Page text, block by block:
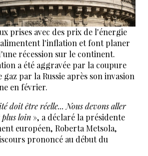
prises avec des prix de l'énergie
alimentent l'inflation et font planer
récession sur le continent.
a été aggravée par la coupure
gaz par la Russie après son invasion
en février.
doit être réelle... Nous devons aller
loin», a déclaré la présidente
européen, Roberta Metsola,
prononcé au début du